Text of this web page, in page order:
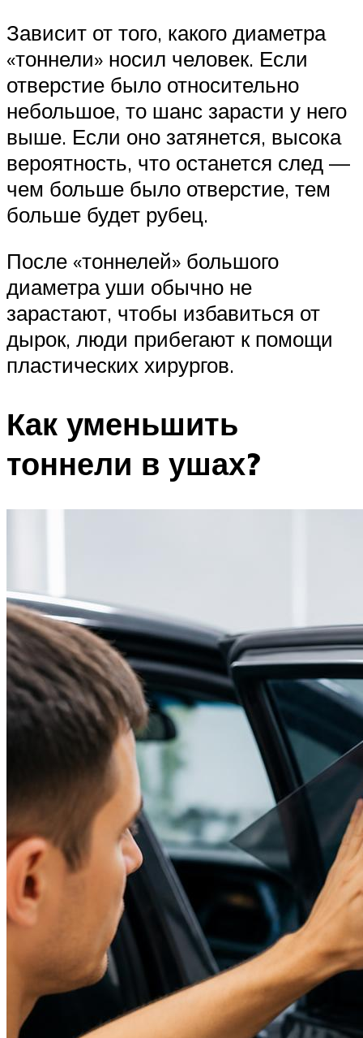
Зависит от того, какого диаметра
«тоннели» носил человек. Если
отверстие было относительно
небольшое, то шанс зарасти у него
выше. Если оно затянется, высока
вероятность, что останется след —
чем больше было отверстие, тем
больше будет рубец.
После «тоннелей» большого
диаметра уши обычно не
зарастают, чтобы избавиться от
дырок, люди прибегают к помощи
пластических хирургов.
Как уменьшить
тоннели в ушах?